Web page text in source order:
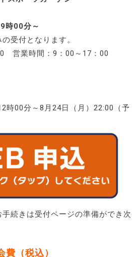
時00分～
受付となります。
営業時間：9：00～17：00
時00分～8月24日（月）22:00（予
続きは受付ページの準備ができ次
費（税込）